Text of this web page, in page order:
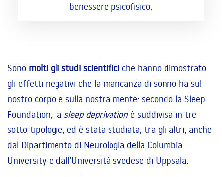
benessere psicofisico.
Sono molti gli studi scientifici che hanno dimostrato
gli effetti negativi che la mancanza di sonno ha sul
nostro corpo e sulla nostra mente: secondo la Sleep
Foundation, la sleep deprivationè suddivisa in tre
sotto-tipologie, ed è stata studiata, tra gli altri, anche
dal Dipartimento di Neurologia della Columbia
University e dall’Università svedese di Uppsala.